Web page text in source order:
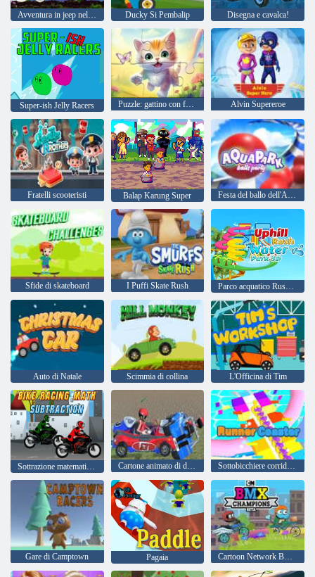
Ducky Si Pembalip Disegna e cavalca!
Super-ish Jelly Racers Puzzle: gattino con farfalla Alvin Supereroe
Fratelli scooteristi Balap Karung Super Festa del ballo dell'Aquapark
Sfide di skateboard I Puffi Skate Rush Parco acquatico Rush in salita 3D
Auto di Natale Scimmia di collina L'Officina di Tim
Sottrazione matematica delle corse in bicicletta Cartone animato di demolizione di auto per bambini Sottobicchiere corridore
Gare di Camptown Pagaia Cartoon Network BMX Champions Beta